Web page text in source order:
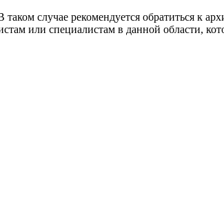
случае рекомендуется обратиться к
или специалистам в данной области,